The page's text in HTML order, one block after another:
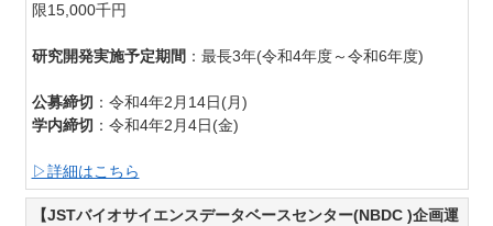
限15,000千円
研究開発実施予定期間 ：最長3年(令和4年度～令和6年度)
公募締切 ：令和4年2月14日(月)
学内締切 ：令和4年2月4日(金)
▷詳細はこちら
【JSTバイオサイエンスデータベースセンター(NBDC )企画運